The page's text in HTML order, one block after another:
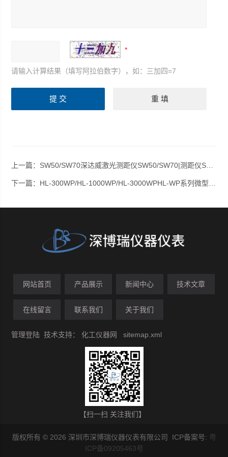
请输入计算结果（填写阿拉伯数字），如：三加四=7
上一篇： SW50/SW70深达威激光测距仪SW50/SW70|测距仪SW-50/SW-70
下一篇： HL-300WP/HL-1000WP/HL-3000WPHL-WP系列微型防水秤|日本AND电子天平HL-300WP/HL-1000WP/HL-3000WP
网站首页 产品展示 新闻中心 技术文章
在线留言 联系我们 关于我们
管理登陆 技术支持：化工仪器网 sitemap.xml
【扫一扫 关注我们】
版权所有 © 2026 深圳市深博瑞仪器仪表有限公司 ICP备案号: 粤
ICP备09205463号